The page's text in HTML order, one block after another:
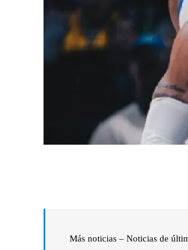
Más noticias – Noticias de